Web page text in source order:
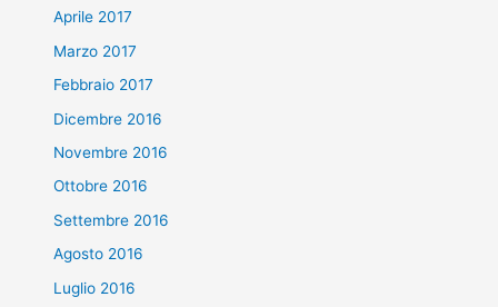
Aprile 2017
Marzo 2017
Febbraio 2017
Dicembre 2016
Novembre 2016
Ottobre 2016
Settembre 2016
Agosto 2016
Luglio 2016